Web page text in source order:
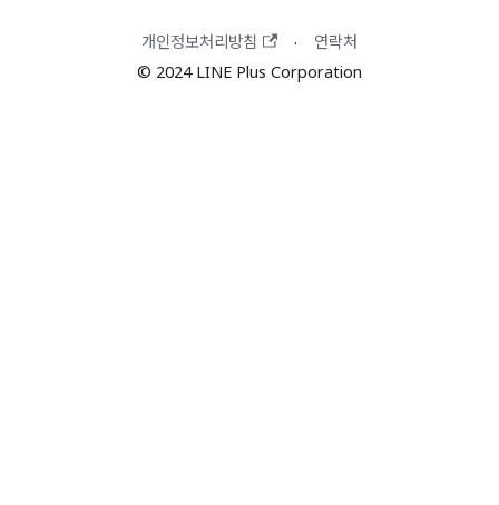
개인정보처리방침 ·
연락처
© 2024 LINE Plus Corporation